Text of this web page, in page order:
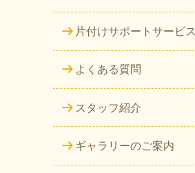
片付けサポートサービス
よくある質問
スタッフ紹介
ギャラリーのご案内